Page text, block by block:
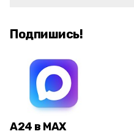
Подпишись!
А24 в MAX